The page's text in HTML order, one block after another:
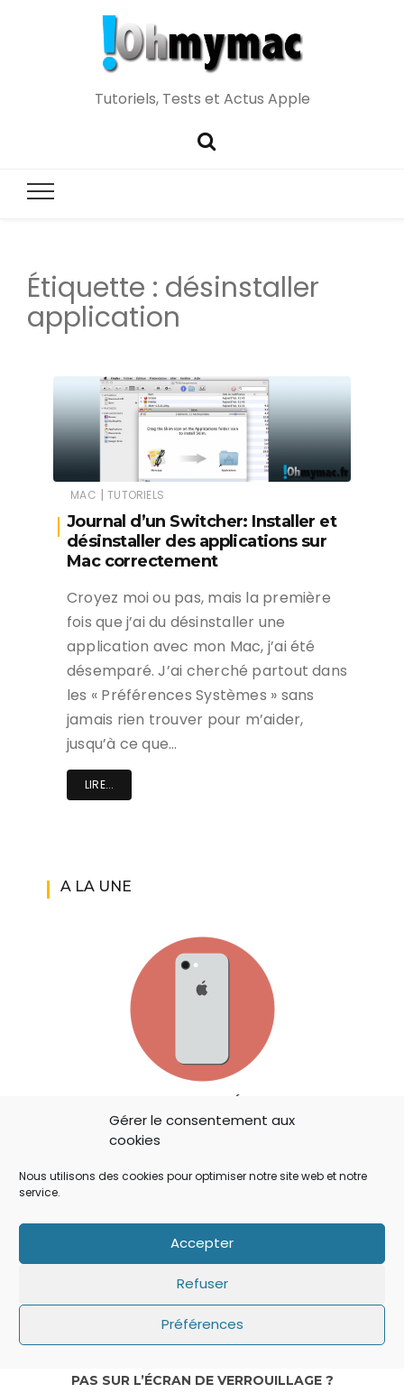
Gérer le consentement aux
cookies
Nous utilisons des cookies pour optimiser notre site web et notre
service.
Accepter
Refuser
Préférences
Tutoriels, Tests et Actus Apple
Étiquette : désinstaller
application
MAC | TUTORIELS
Journal d’un Switcher: Installer et
désinstaller des applications sur
Mac correctement
Croyez moi ou pas, mais la première
fois que j’ai du désinstaller une
application avec mon Mac, j’ai été
désemparé. J’ai cherché partout dans
les « Préférences Systèmes » sans
jamais rien trouver pour m’aider,
jusqu’à ce que…
LIRE...
A LA UNE
IOS 14: APPLE A AJOUTÉ UN BOUTON
SECRET QUI A ÉCHAPPÉ À TOUT LE MONDE !
PAS SUR L’ÉCRAN DE VERROUILLAGE ?